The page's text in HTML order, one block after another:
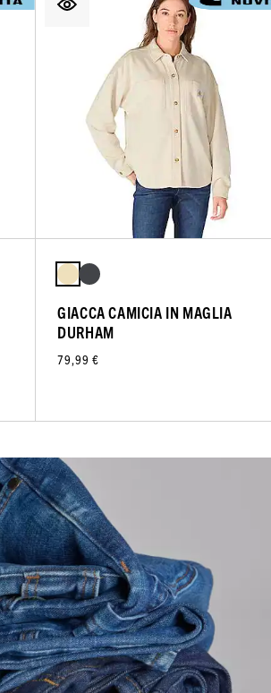
GIACCA CAMICIA IN MAGLIA
DURHAM
79,99 €